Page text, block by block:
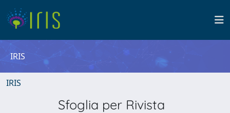
IRIS
IRIS
Sfoglia per Rivista